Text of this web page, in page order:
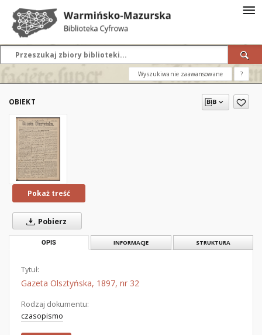
Wyszukiwanie zaawansowane ?
OBIEKT
Pokaż treść
Pobierz
OPIS INFORMACJE STRUKTURA
Tytuł:
Gazeta Olsztyńska, 1897, nr 32
Rodzaj dokumentu:
czasopismo